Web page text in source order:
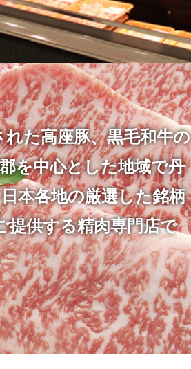
た高座豚、黒毛和牛の
を中心とした地域で丹
本各地の厳選した銘柄
提供する精肉専門店で